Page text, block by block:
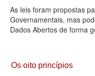
As leis foram propostas
Governamentais, mas
Dados Abertos de forma
Os oito princípios